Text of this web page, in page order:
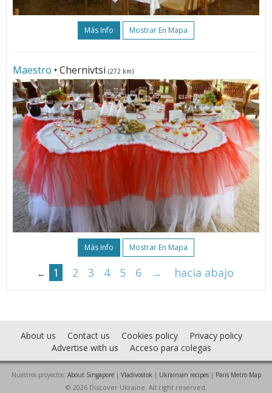
Más Info Mostrar En Mapa
Maestro • Chernivtsi (272 km)
Más Info Mostrar En Mapa
← 1 2 3 4 5 6 → hacia abajo
About us Contact us Cookies policy
Privacy policy
Advertise with us
Acceso para colegas
Nuestros proyectos: About Singapore| Vladivostok | Ukrainian recipes| Paris Metro Map
© 2026 Discover Ukraine. All right reserved.